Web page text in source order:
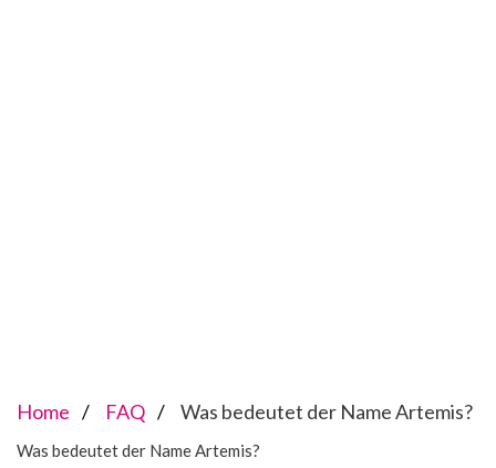
Home FAQ Was bedeutet der Name Artemis?
Was bedeutet der Name Artemis?